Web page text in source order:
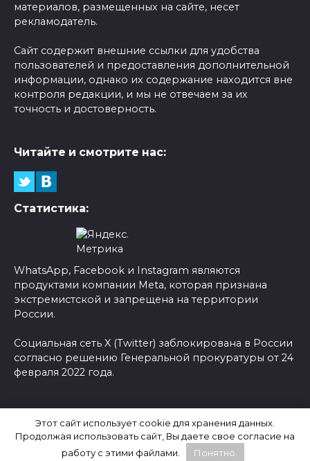
материалов, размещенных на сайте, несет
рекламодатель.
Сайт содержит внешние ссылки для удобства
пользователей и предоставления дополнительной
информации, однако их содержание находится вне
контроля редакции, и мы не отвечаем за их
точность и достоверность.
Читайте и смотрите нас:
Статистика:
WhatsApp, Facebook и Instagram являются
продуктами компании Meta, которая признана
экстремистской и запрещена на территории
России.
Социальная сеть X (Twitter) заблокирована в России
согласно решению Генеральной прокуратуры от 24
февраля 2022 года.
Последние новости России
Этот сайт использует cookie для хранения данных.
Продолжая использовать сайт, Вы даете свое согласие на
работу с этими файлами.
Понятно.